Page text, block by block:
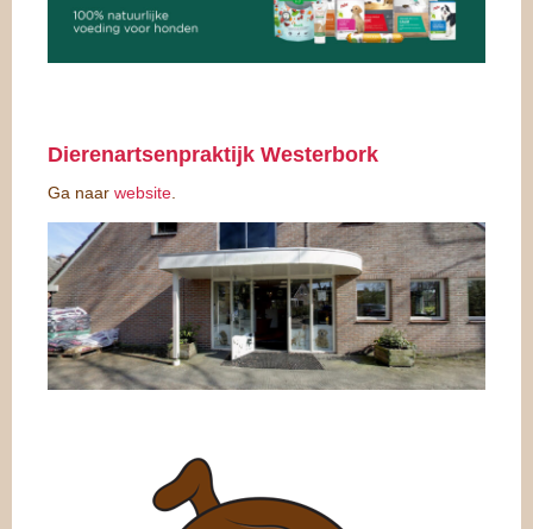
Dierenartsenpraktijk Westerbork
Ga naar website